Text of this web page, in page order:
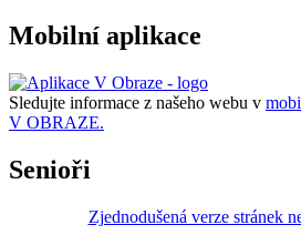
Mobilní aplikace
Sledujte informace z našeho webu v
V OBRAZE.
Senioři
Zjednodušená verze stránek